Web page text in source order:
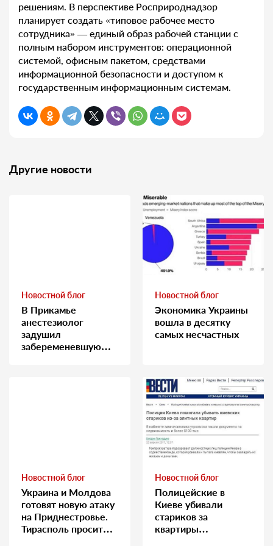
решениям. В перспективе Росприроднадзор
планирует создать «типовое рабочее место
сотрудника» — единый образ рабочей станции с
полным набором инструментов: операционной
системой, офисным пакетом, средствами
информационной безопасности и доступом к
государственным информационным системам.
Другие новости
Новостной блог
В Прикамье
анестезиолог
задушил
забеременевшую
Новостной блог
Экономика Украины
вошла в десятку
самых несчастных
Новостной блог
Украина и Молдова
готовят новую атаку
на Приднестровье.
Тирасполь просит
Новостной блог
Полицейские в
Киеве убивали
стариков за
квартиры…